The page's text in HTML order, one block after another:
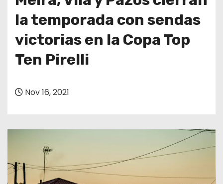
la temporada con sendas
victorias en la Copa Top
Ten Pirelli
Nov 16, 2021